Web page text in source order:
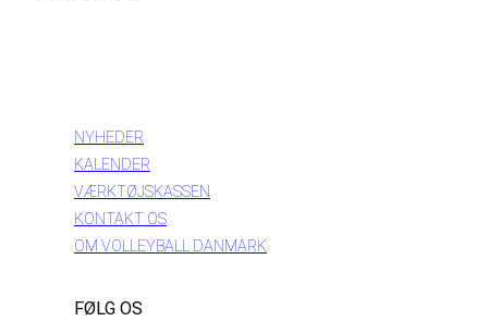
NYHEDER
KALENDER
VÆRKTØJSKASSEN
KONTAKT OS
OM VOLLEYBALL DANMARK
FØLG OS